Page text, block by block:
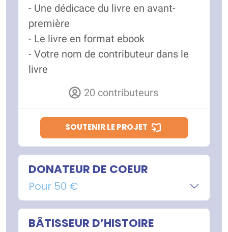
- Une dédicace du livre en avant-
première
- Le livre en format ebook
- Votre nom de contributeur dans le
livre
20 contributeurs
SOUTENIR LE PROJET
DONATEUR DE COEUR
Pour 50 €
BÂTISSEUR D’HISTOIRE